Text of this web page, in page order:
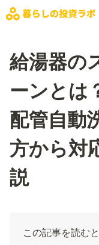
給湯器の
ーンとは
配管自動
方から対
説
この記事を読む